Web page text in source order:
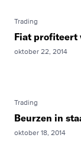
Trading
Fiat profiteert
oktober 22, 2014
Trading
Beurzen in
oktober 18, 2014